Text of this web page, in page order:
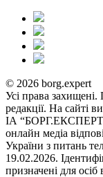
© 2026 borg.expert
Усі права
редакції. На сайті
ІА “БОРГ.ЕКСПЕРТ”
онлайн медіа
України з питань
19.02.2026.
призначені для осіб